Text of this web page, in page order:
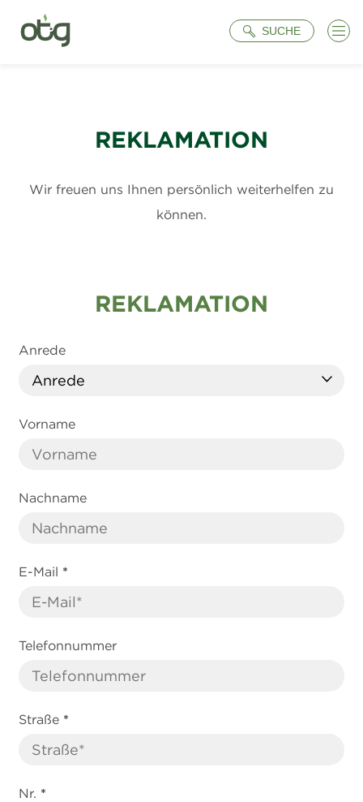
SucheSUCHE
REKLAMATION
Wir freuen uns Ihnen persönlich weiterhelfen zu
können.
REKLAMATION
Anrede
Vorname
Nachname
E-Mail *
Telefonnummer
Straße *
Nr. *